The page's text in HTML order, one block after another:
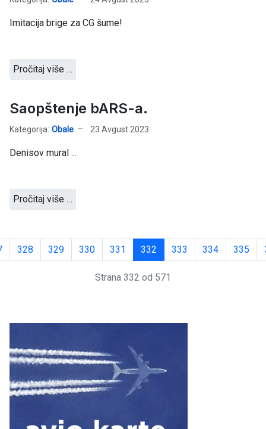
Imitacija brige za CG šume!
Pročitaj više …
Saopštenje bARS-a.
Kategorija: Obale 23 Avgust 2023
Denisov mural ...
Pročitaj više …
328 329 330 331 332 333 334 335
Strana 332 od 571